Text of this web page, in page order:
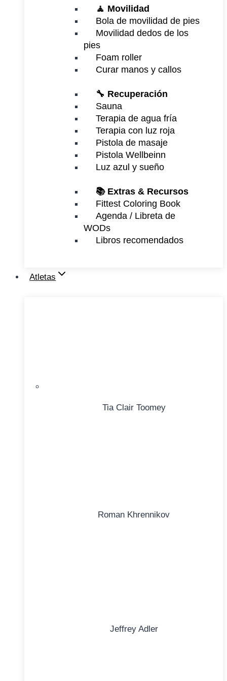
🧘 Movilidad
Bola de movilidad de pies
Movilidad dedos de los
pies
Foam roller
Curar manos y callos
🔧 Recuperación
Sauna
Terapia de agua fría
Terapia con luz roja
Pistola de masaje
Pistola Wellbeinn
Luz azul y sueño
📚 Extras & Recursos
Fittest Coloring Book
Agenda / Libreta de
WODs
Libros recomendados
Atletas
Tia Clair Toomey
Roman Khrennikov
Jeffrey Adler